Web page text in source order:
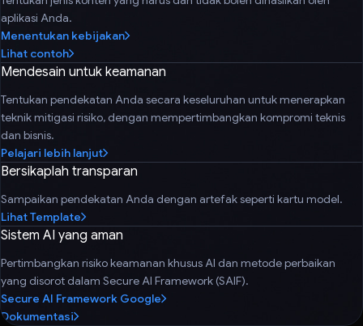
aplikasi Anda.
Menentukan kebijakan
Lihat contoh
Mendesain untuk keamanan
Tentukan pendekatan Anda secara keseluruhan untuk menerapkan
teknik mitigasi risiko, dengan mempertimbangkan kompromi teknis
dan bisnis.
Pelajari lebih lanjut
Bersikaplah transparan
Sampaikan pendekatan Anda dengan artefak seperti kartu model.
Lihat Template
Sistem AI yang aman
Pertimbangkan risiko keamanan khusus AI dan metode perbaikan
yang disorot dalam Secure AI Framework (SAIF).
Secure AI Framework Google
Dokumentasi